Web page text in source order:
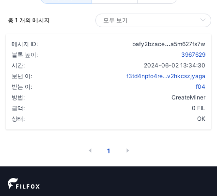
총 1 개의 메시지
메시지 ID: bafy2bzace
a5m627fs7w
블록 높이:
3967629
시간:
2024-06-02 13:34:30
보낸 이:
f3td4npfo4re...v2hkcszjyaga
받는 이:
f04
방법:
CreateMiner
금액:
0 FIL
상태:
OK
1